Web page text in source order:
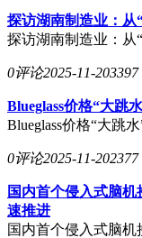
探访湖南制造业：从
探访湖南制造业：从
0评论2025-11-203397
Blueglass价格“大跳
Blueglass价格“大跳
0评论2025-11-202377
国内首个侵入式脑
速推进
国内首个侵入式脑机